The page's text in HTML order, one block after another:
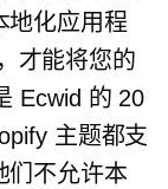
地化应用程
才能将您的
Ecwid 的 20
主题都支
们不允许本